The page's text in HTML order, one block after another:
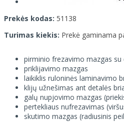
Prekės kodas: 51138
Turimas kiekis: Prekė gaminama
pirminio frezavimo mazgas
priklijavimo mazgas
laikiklis ruloninės laminavimo
klijų užnešimas ant detalės
galų nupjovimo mazgas
pertekliaus nufrezavimas
skutimo mazgas (radiusinis